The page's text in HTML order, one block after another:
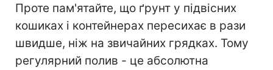
Проте пам'ятайте, що ґрунт у підвісних
кошиках і контейнерах пересихає в рази
швидше, ніж на звичайних грядках. Тому
регулярний полив - це абсолютна